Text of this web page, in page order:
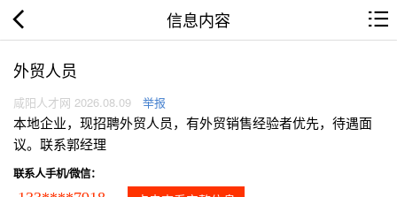
信息内容
外贸人员
咸阳人才网 2026.08.09 举报
本地企业，现招聘外贸人员，有外贸销售经验者优先，待遇面
议。联系郭经理
联系人手机/微信：